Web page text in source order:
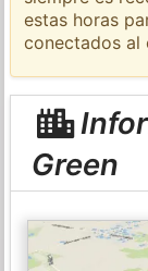
estas horas
conectados al
Green